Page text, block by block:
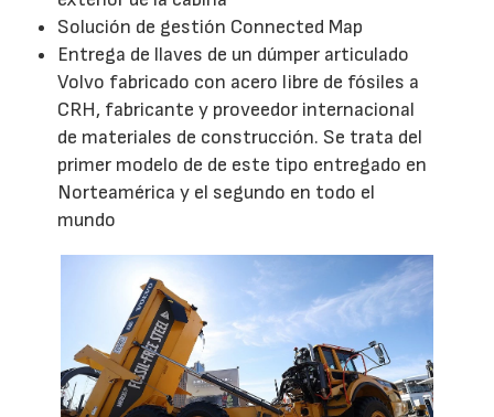
Solución de gestión Connected Map
Entrega de llaves de un dúmper articulado
Volvo fabricado con acero libre de fósiles a
CRH, fabricante y proveedor internacional
de materiales de construcción. Se trata del
primer modelo de de este tipo entregado en
Norteamérica y el segundo en todo el
mundo